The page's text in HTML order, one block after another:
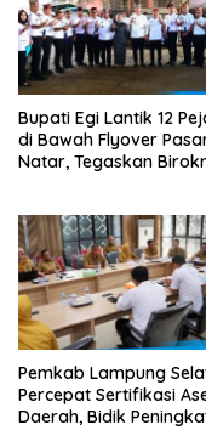
Bupati Egi Lantik 12
di Bawah Flyover
Natar, Tegaskan
Pemkab Lampung
Percepat Sertifikasi
Daerah, Bidik